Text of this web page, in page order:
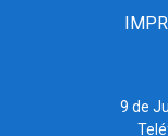
9 de